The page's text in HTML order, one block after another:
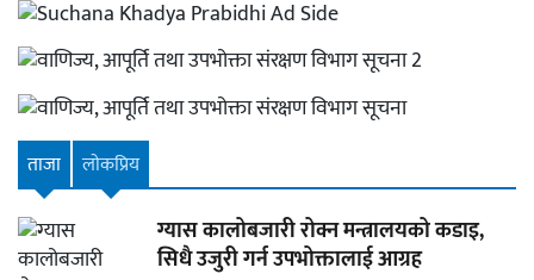
ताजा लाेकप्रिय
ग्यास कालोबजारी रोक्न मन्त्रालयको कडाइ,
सिधै उजुरी गर्न उपभोक्तालाई आग्रह